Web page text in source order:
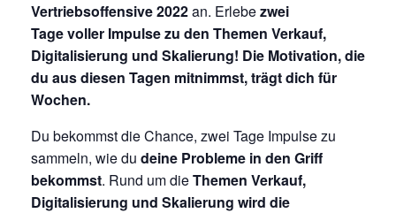
Vertriebsoffensive 2022an. Erlebezwei
Tagevoller Impulse zu den Themen Verkauf,
Digitalisierung und Skalierung! Die Motivation, die
du aus diesen Tagen mitnimmst, trägt dich für
Wochen.
Du bekommst die Chance, zwei Tage Impulse zu
sammeln, wie du deine Probleme in den Griff
bekommst. Rund um dieThemen Verkauf,
Digitalisierung und Skalierung wird die